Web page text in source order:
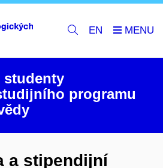
EN
studenty
programu
a stipendijní